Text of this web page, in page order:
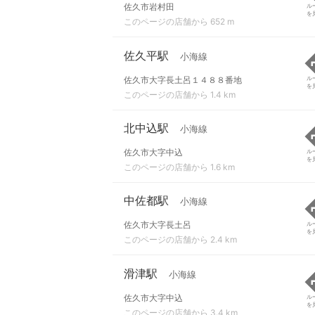
佐久市岩村田
このページの店舗から 652 m
ル
を
佐久平駅 小海線
佐久市大字長土呂１４８８番地
このページの店舗から 1.4 km
ル
を
北中込駅 小海線
佐久市大字中込
このページの店舗から 1.6 km
ル
を
中佐都駅 小海線
佐久市大字長土呂
このページの店舗から 2.4 km
ル
を
滑津駅 小海線
佐久市大字中込
このページの店舗から 3.4 km
ル
を